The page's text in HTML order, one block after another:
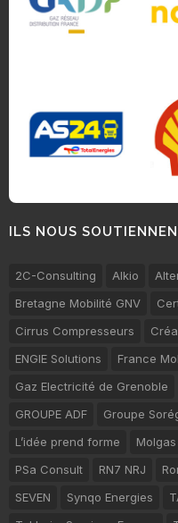
ILS NOUS
2C-Consulting Alkio
Bretagne Mobilité GNV
Cirrus Compresseurs
ENGIE Solutions
France
Gaz Electricité de Grenoble
GROUPE ADF
Groupe
L’idée prend forme
Molgas
PSa Consult
RN7 NRJ
SEVEN
Synqo Energies